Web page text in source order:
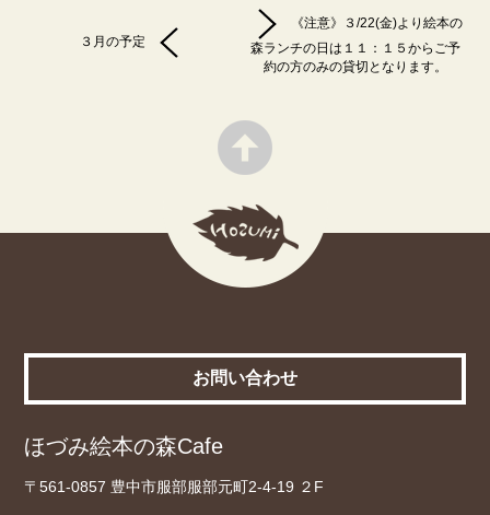
３月の予定
《注意》３/22(金)より絵本の
森ランチの日は１１：１５からご予
約の方のみの貸切となります。
お問い合わせ
ほづみ絵本の森Cafe
〒561-0857 豊中市服部服部元町2-4-19 ２F